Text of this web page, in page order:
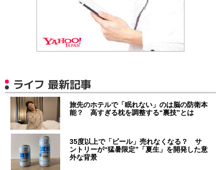
ライフ 最新記事
旅先のホテルで「眠れない」のは脳の防衛本
能？ 高すぎる枕を調整する“裏技”とは
35度以上で「ビール」売れなくなる？ サ
ントリーが“猛暑限定”「夏生」を開発した意
外な背景